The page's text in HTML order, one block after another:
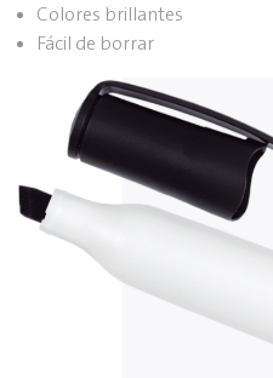
Colores brillantes
Fácil de borrar